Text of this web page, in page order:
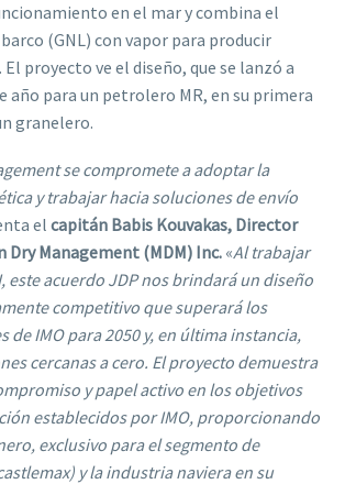
en el mar y combina el
(GNL) con vapor para producir
El proyecto ve el diseño, que se lanzó a
año para un petrolero MR, en su primera
granelero.
se compromete a adoptar la
y trabajar hacia soluciones de envío
el capitán Babis Kouvakas, Director
Dry Management (MDM) Inc. «Al trabajar
este acuerdo JDP nos brindará un diseño
competitivo que superará los
de IMO para 2050 y, en última instancia,
cercanas a cero. El proyecto demuestra
y papel activo en los objetivos
establecidos por IMO, proporcionando
exclusivo para el segmento de
y la industria naviera en su